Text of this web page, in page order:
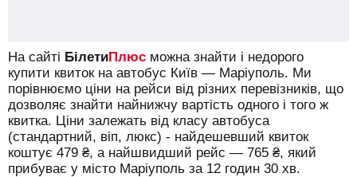
На сайті БілетиПлюс можна знайти і недорого
купити квиток на автобус Київ — Маріуполь. Ми
порівнюємо ціни на рейси від різних перевізників, що
дозволяє знайти найнижчу вартість одного і того ж
квитка. Ціни залежать від класу автобуса
(стандартний, віп, люкс) - найдешевший квиток
коштує 479 ₴, а найшвидший рейс — 765 ₴, який
прибуває у місто Маріуполь за 12 годин 30 хв.